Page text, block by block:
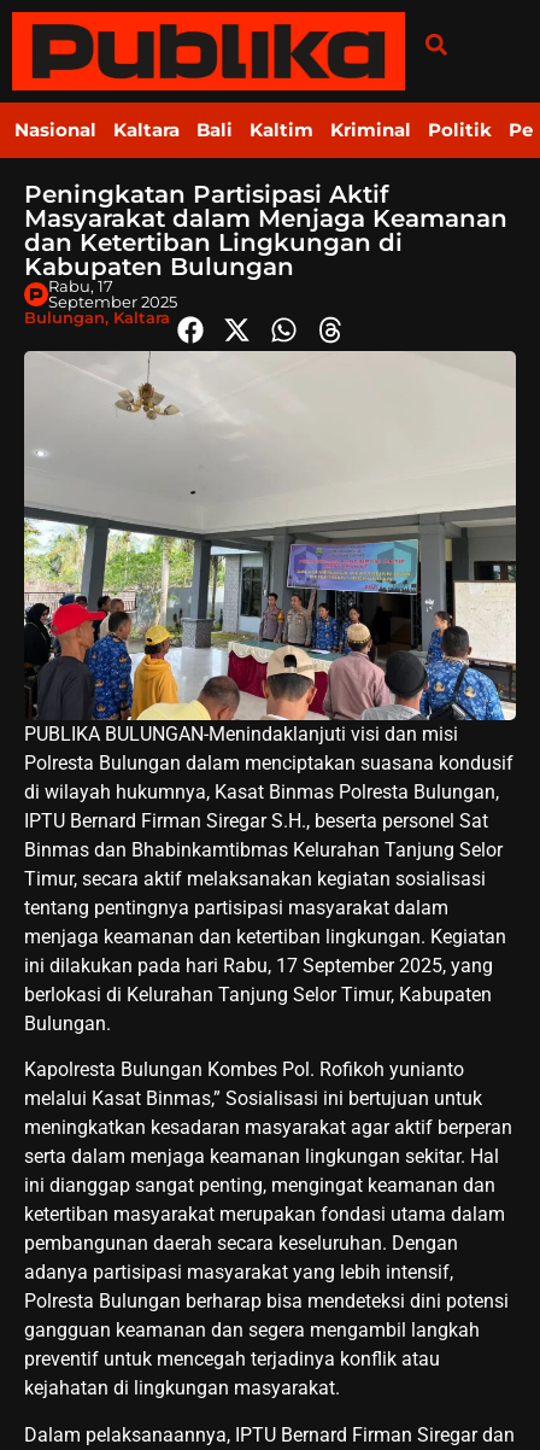
Nasional Kaltara Bali Kaltim Kriminal Politik
Peningkatan Partisipasi Aktif
Masyarakat dalam Menjaga Keamanan
dan Ketertiban Lingkungan di
Kabupaten Bulungan
Rabu, 17
September 2025
Bulungan, Kaltara
PUBLIKA BULUNGAN-Menindaklanjuti visi dan misi
Polresta Bulungan dalam menciptakan suasana kondusif
di wilayah hukumnya, Kasat Binmas Polresta Bulungan,
IPTU Bernard Firman Siregar S.H., beserta personel Sat
Binmas dan Bhabinkamtibmas Kelurahan Tanjung Selor
Timur, secara aktif melaksanakan kegiatan sosialisasi
tentang pentingnya partisipasi masyarakat dalam
menjaga keamanan dan ketertiban lingkungan. Kegiatan
ini dilakukan pada hari Rabu, 17 September 2025, yang
berlokasi di Kelurahan Tanjung Selor Timur, Kabupaten
Bulungan.
Kapolresta Bulungan Kombes Pol. Rofikoh yunianto
melalui Kasat Binmas,” Sosialisasi ini bertujuan untuk
meningkatkan kesadaran masyarakat agar aktif berperan
serta dalam menjaga keamanan lingkungan sekitar. Hal
ini dianggap sangat penting, mengingat keamanan dan
ketertiban masyarakat merupakan fondasi utama dalam
pembangunan daerah secara keseluruhan. Dengan
adanya partisipasi masyarakat yang lebih intensif,
Polresta Bulungan berharap bisa mendeteksi dini potensi
gangguan keamanan dan segera mengambil langkah
preventif untuk mencegah terjadinya konflik atau
kejahatan di lingkungan masyarakat.
Dalam pelaksanaannya, IPTU Bernard Firman Siregar dan